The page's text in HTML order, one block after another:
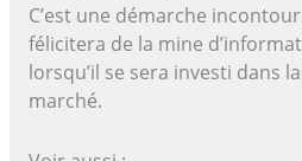
C’est une démarche
félicitera de la mine
lorsqu’il se sera investi dans
marché.